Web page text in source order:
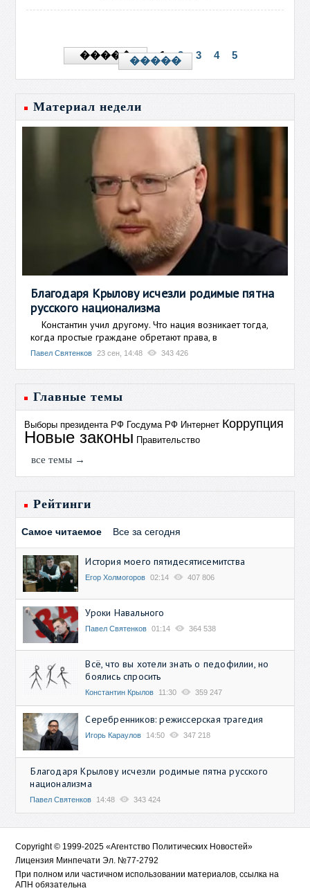
����� 1 2 3 4 5
�����
Материал недели
Благодаря Крылову исчезли родимые пятна
русского национализма
Константин учил другому. Что нация возникает тогда,
когда простые граждане обретают права, в
Павел Святенков 23 сен, 14:48 343 426
Главные темы
Выборы президента РФ Госдума РФ Интернет Коррупция
Новые законы Правительство
все темы →
Рейтинги
Самое читаемое Все за сегодня
История моего пятидесятисемитства
Егор Холмогоров 02:14 407 806
Уроки Навального
Павел Святенков 01:14 364 538
Всё, что вы хотели знать о педофилии, но
боялись спросить
Константин Крылов 11:30 359 247
Серебренников: режиссерская трагедия
Игорь Караулов 14:50 347 218
Благодаря Крылову исчезли родимые пятна русского
национализма
Павел Святенков 14:48 343 424
Copyright © 1999-2025 «Агентство Политических Новостей»
Лицензия Минпечати Эл. №77-2792
При полном или частичном использовании материалов, ссылка на
АПН обязательна